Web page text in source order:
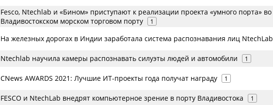
Fesco, Ntechlab и «Бином» приступают к реализации проекта «умного порта» во
Владивостокском морском торговом порту
1
На железных дорогах в Индии заработала система распознавания лиц NtechLab
Ntechlab научила камеры распознавать силуэты людей и автомобили 1
CNews AWARDS 2021: Лучшие ИТ-проекты года получат награду 1
FESCO и NtechLab внедрят компьютерное зрение в порту Владивостока 1